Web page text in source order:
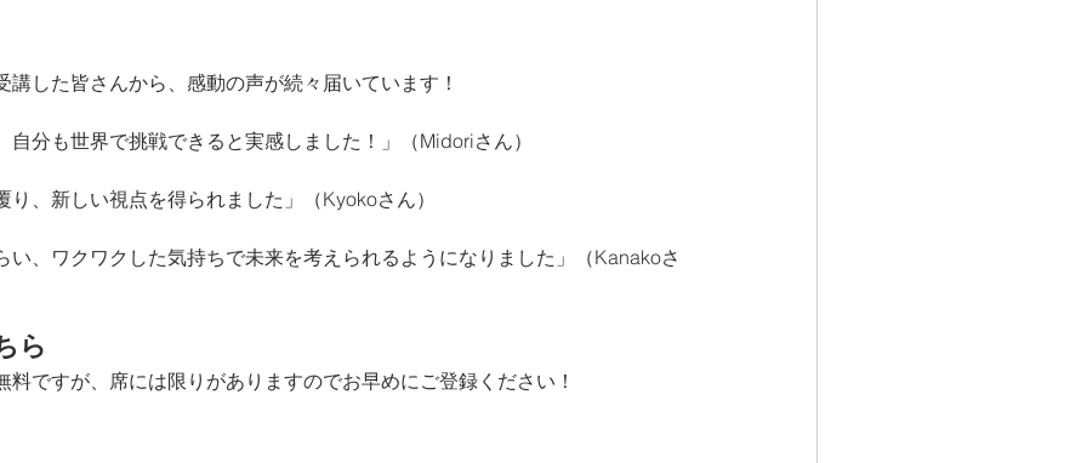
講した皆さんから、感動の声が続々届いています！
自分も世界で挑戦できると実感しました！」（Midoriさん）
、新しい視点を得られました」（Kyokoさん）
い、ワクワクした気持ちで未来を考えられるようになりました」（Kanakoさ
ら
料ですが、席には限りがありますのでお早めにご登録ください！